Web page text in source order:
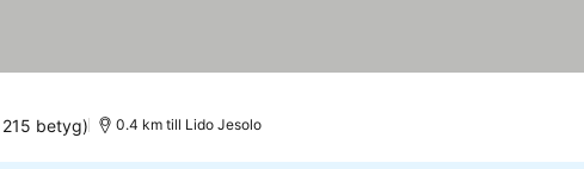
215 betyg) 0.4 km till Lido Jesolo